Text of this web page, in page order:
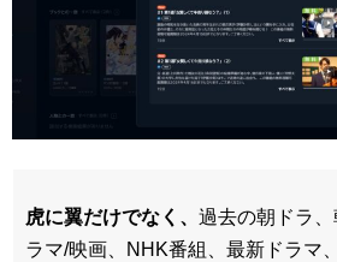
虎に翼だけでなく、 過去の朝ドラ
ラマ/映画、NHK番組、最新ドラマ